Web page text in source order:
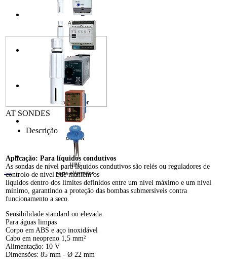
AT 50
AT 100
P4
controlador
GL
detector
HPE
porta-eléctrodos
AT SONDES
Descrição
Aplicação: Para líquidos condutivos
As sondas de nível para líquidos condutivos são relés ou reguladores de
controlo de nível que mantêm os
líquidos dentro dos limites definidos entre um nível máximo e um nível
mínimo, garantindo a proteção das bombas submersíveis contra
funcionamento a seco.
Sensibilidade standard ou elevada
Para águas limpas
Corpo em ABS e aço inoxidável
Cabo em neopreno 1,5 mm²
Alimentação: 10 V
Dimensões: 85 mm - Ø 22 mm